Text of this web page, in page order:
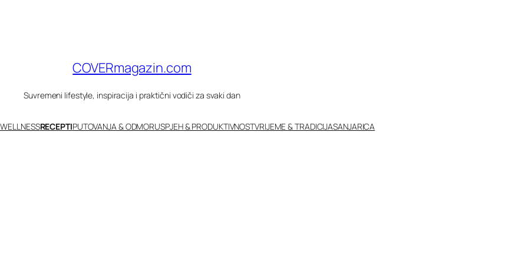
COVERmagazin.com
Suvremeni lifestyle, inspiracija i praktični vodiči za svaki dan
RECEPTIPUTOVANJA & ODMORUSPJEH & PRODUKTIVNOSTVRIJEME & TRADICIJASANJARICA